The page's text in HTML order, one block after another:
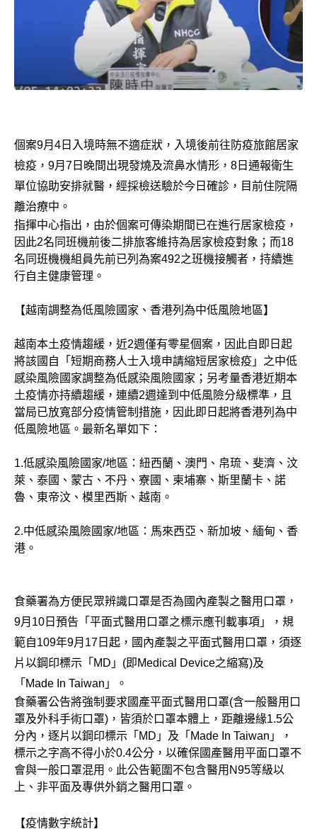
個案9月4日入境時無不適症狀，入境後前往防疫旅館居家
檢疫，9月7日晚間出現發燒及流鼻水情形，8日通報衛生
單位協助安排就醫，經採檢送驗於今日確診，目前住院隔
離治療中。
指揮中心指出，由於個案可傳染期間已在進行居家檢疫，
因此2名同班機前後二排旅客維持為居家檢疫對象；而18
名同班機機組員先前已列為案492之班機接觸者，持續進
行自主健康管理。
【越南調整為低風險國家、香港列為中低風險地區】
越南本土疫情趨緩，近2週僅有零星個案，因此自即日起
將該國自「短期商務人士入境申請縮短居家檢疫」之中低
感染風險國家調整為低感染風險國家；另考量香港近期本
土疫情亦持續趨緩，連續2週達到中低風險分級標準，且
當局已放寬部分疫情管制措施，因此即日起將香港列為中
低風險地區。最新名單如下：
1.低感染風險國家/地區：紐西蘭、澳門、帛琉、斐濟、汶
萊、泰國、蒙古、不丹、寮國、柬埔寨、斯里蘭卡、諾
魯、東帝汶、模里西斯、越南。
2.中低感染風險國家/地區：馬來西亞、新加坡、緬甸、香
港。
食藥署為方便民眾辨識口罩是否為國內產製之醫用口罩，
9月10日預告「平面式醫用口罩之標示應刊載事項」，規
範自109年9月17日起，國內產製之平面式醫用口罩，須逐
片以鋼印標示「MD」(即Medical Device之縮寫)及
「Made In Taiwan」。
食藥署公告將強制要求國產平面式醫用口罩(含一般醫用口
罩及外科手術口罩)，皆須於口罩本體上，距離邊緣1.5公
分內，逐片以鋼印標示「MD」及「Made In Taiwan」，
標示之字高不得小於0.4公分，以確保國產醫用平面口罩不
會與一般口罩混用。此公告範圍不包含醫用N95等級以
上、非平面及專供外銷之醫用口罩。
【疫情數字統計】